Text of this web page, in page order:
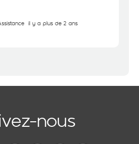
il y a plus de 2 ans
nous